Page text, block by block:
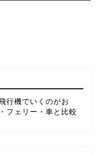
行機でいくのがお
フェリー・車と比較